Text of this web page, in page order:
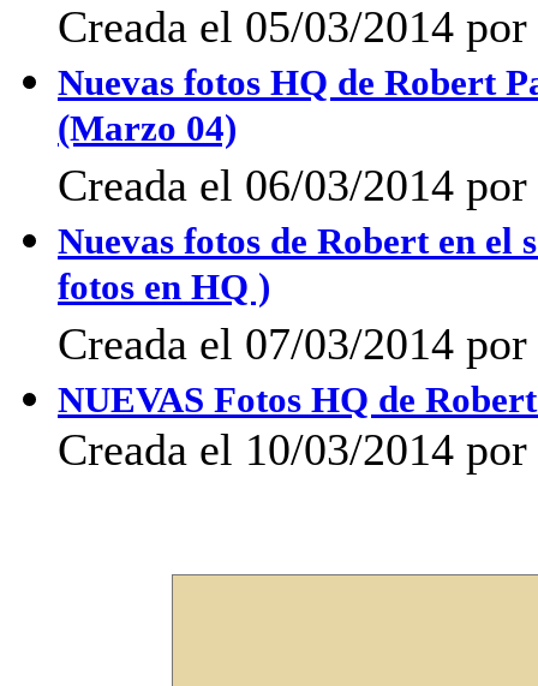
Creada el 05/03/2014
Nuevas fotos HQ de Robert
(Marzo 04)
Creada el 06/03/2014
Nuevas fotos de Robert en el
fotos en HQ )
Creada el 07/03/2014
NUEVAS Fotos HQ de
Creada el 10/03/2014